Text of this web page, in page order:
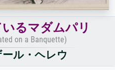
るマダムパリ
on a Banquette)
ル・ヘレウ